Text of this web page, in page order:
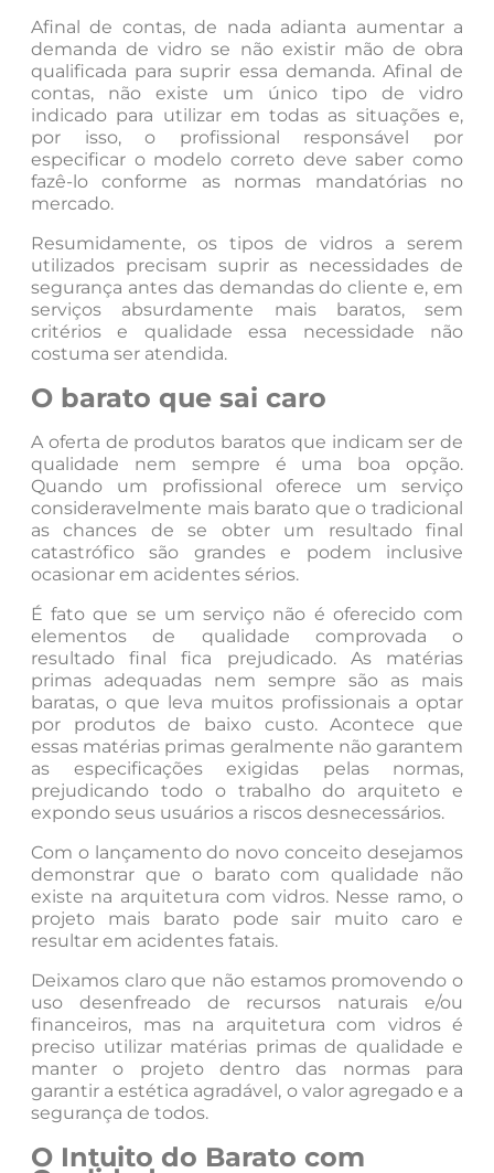
Afinal de contas, de nada adianta aumentar a
demanda de vidro se não existir mão de obra
qualificada para suprir essa demanda. Afinal de
contas, não existe um único tipo de vidro
indicado para utilizar em todas as situações e,
por isso, o profissional responsável por
especificar o modelo correto deve saber como
fazê-lo conforme as normas mandatórias no
mercado.
Resumidamente, os tipos de vidros a serem
utilizados precisam suprir as necessidades de
segurança antes das demandas do cliente e, em
serviços absurdamente mais baratos, sem
critérios e qualidade essa necessidade não
costuma ser atendida.
O barato que sai caro
A oferta de produtos baratos que indicam ser de
qualidade nem sempre é uma boa opção.
Quando um profissional oferece um serviço
consideravelmente mais barato que o tradicional
as chances de se obter um resultado final
catastrófico são grandes e podem inclusive
ocasionar em acidentes sérios.
É fato que se um serviço não é oferecido com
elementos de qualidade comprovada o
resultado final fica prejudicado. As matérias
primas adequadas nem sempre são as mais
baratas, o que leva muitos profissionais a optar
por produtos de baixo custo. Acontece que
essas matérias primas geralmente não garantem
as especificações exigidas pelas normas,
prejudicando todo o trabalho do arquiteto e
expondo seus usuários a riscos desnecessários.
Com o lançamento do novo conceito desejamos
demonstrar que o barato com qualidade não
existe na arquitetura com vidros. Nesse ramo, o
projeto mais barato pode sair muito caro e
resultar em acidentes fatais.
Deixamos claro que não estamos promovendo o
uso desenfreado de recursos naturais e/ou
financeiros, mas na arquitetura com vidros é
preciso utilizar matérias primas de qualidade e
manter o projeto dentro das normas para
garantir a estética agradável, o valor agregado e a
segurança de todos.
O Intuito do Barato com